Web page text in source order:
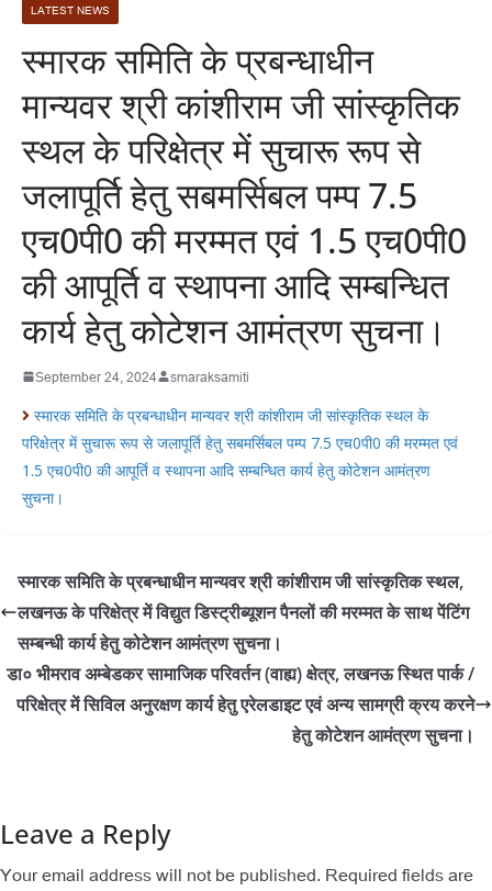
LATEST NEWS
स्मारक समिति के प्रबन्धाधीन
मान्यवर श्री कांशीराम जी सांस्कृतिक
स्थल के परिक्षेत्र में सुचारू रूप से
जलापूर्ति हेतु सबमर्सिबल पम्प 7.5
एच0पी0 की मरम्मत एवं 1.5 एच0पी0
की आपूर्ति व स्थापना आदि सम्बन्धित
कार्य हेतु कोटेशन आमंत्रण सुचना।
September 24, 2024 smaraksamiti
स्मारक समिति के प्रबन्धाधीन मान्यवर श्री कांशीराम जी सांस्कृतिक स्थल के
परिक्षेत्र में सुचारू रूप से जलापूर्ति हेतु सबमर्सिबल पम्प 7.5 एच0पी0 की मरम्मत एवं
1.5 एच0पी0 की आपूर्ति व स्थापना आदि सम्बन्धित कार्य हेतु कोटेशन आमंत्रण
सुचना।
स्मारक समिति के प्रबन्धाधीन मान्यवर श्री कांशीराम जी सांस्कृतिक स्थल,
लखनऊ के परिक्षेत्र में विद्युत डिस्ट्रीब्यूशन पैनलों की मरम्मत के साथ पेंटिंग
सम्बन्धी कार्य हेतु कोटेशन आमंत्रण सुचना।
डा० भीमराव अम्बेडकर सामाजिक परिवर्तन (वाह्य) क्षेत्र, लखनऊ स्थित पार्क /
परिक्षेत्र में सिविल अनुरक्षण कार्य हेतु एरेलडाइट एवं अन्य सामग्री क्रय करने
हेतु कोटेशन आमंत्रण सुचना।
Leave a Reply
Your email address will not be published. Required fields are